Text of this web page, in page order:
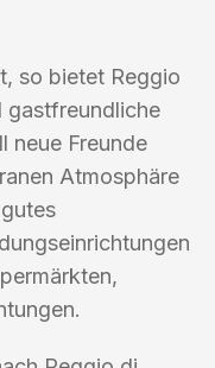
so bietet Reggio
gastfreundliche
neue Freunde
Atmosphäre